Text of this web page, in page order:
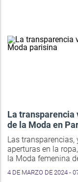
La transparencia
de la Moda en
Las transparencias,
aperturas en la
la Moda femenina
4 DE MARZO DE 2024 -